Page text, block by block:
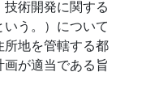
術開発に関する
う。）について
地を管轄する都
が適当である旨